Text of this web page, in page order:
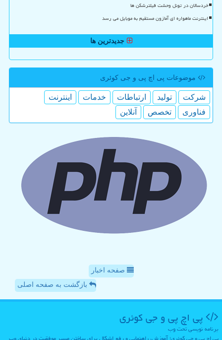
خردسالان در تونل وحشت فیلترشکن ها
اینترنت ماهواره ای آمازون مستقیم به موبایل می رسد
جدیدترین ها
موضوعات پی اچ پی و جی كوئری
شركت تولید ارتباطات خدمات
اینترنت
فناوری
تخصص آنلاین
صفحه اخبار
بازگشت به صفحه اصلی
پی اچ پی و جی كوئری
برنامه نویسی تحت وب